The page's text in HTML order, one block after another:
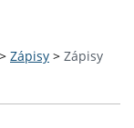
> Zápisy > Zápisy